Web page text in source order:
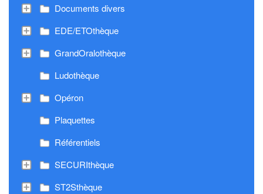
Documents divers
EDE/ETOthèque
GrandOralothèque
Ludothèque
Opéron
Plaquettes
Référentiels
SECURIthèque
ST2Sthèque